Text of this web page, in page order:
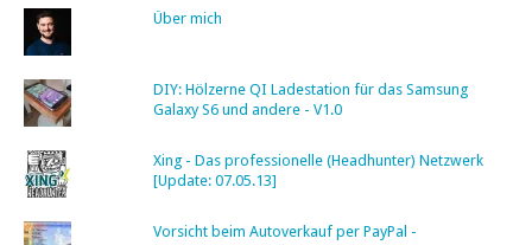
Über mich
DIY: Hölzerne QI Ladestation für das Samsung
Galaxy S6 und andere - V1.0
Xing - Das professionelle (Headhunter) Netzwerk
[Update: 07.05.13]
Vorsicht beim Autoverkauf per PayPal -